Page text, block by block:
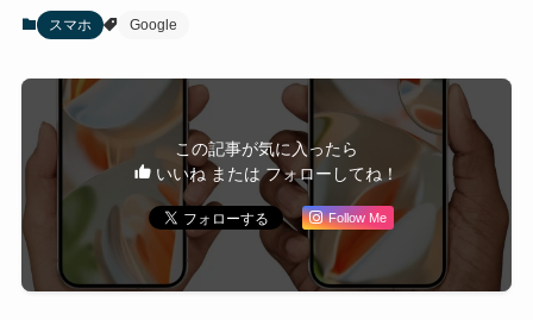
スマホ Google
この記事が気に入ったら
いいね または フォローしてね！
Follow Me